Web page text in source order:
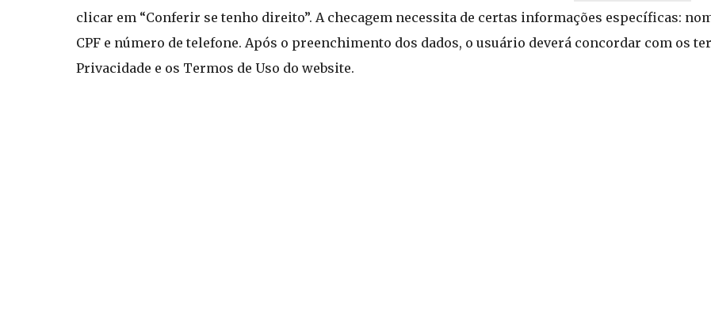
clicar em “Conferir se tenho direito”. A checagem necessita de certas informações específicas:
CPF e número de telefone. Após o preenchimento dos dados, o usuário deverá concordar com os
Privacidade e os Termos de Uso do website.